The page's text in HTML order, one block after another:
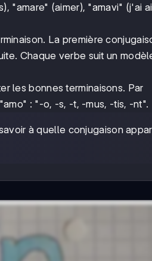
"amare" (aimer), "amavi" (j'ai
La première
Chaque verbe suit un
les bonnes terminaisons. Par
: "-o, -s, -t, -mus, -tis, -nt".
à quelle conjugaison